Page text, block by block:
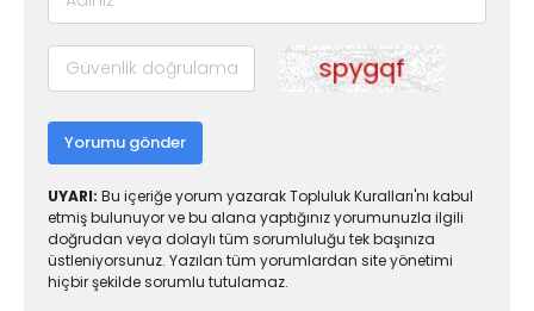
Yorumu gönder
UYARI: Bu içeriğe yorum yazarak Topluluk Kuralları'nı kabul
etmiş bulunuyor ve bu alana yaptığınız yorumunuzla ilgili
doğrudan veya dolaylı tüm sorumluluğu tek başınıza
üstleniyorsunuz. Yazılan tüm yorumlardan site yönetimi
hiçbir şekilde sorumlu tutulamaz.